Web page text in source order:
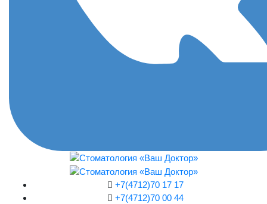
+7(4712)70 17 17
+7(4712)70 00 44